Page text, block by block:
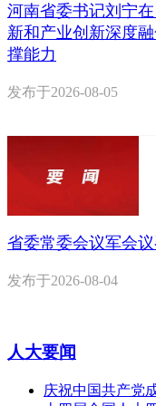
河南省委书记刘宁
新和产业创新深度
撑能力
发布于2026-08-05
省委常委会议军会
发布于2026-08-04
人大要闻
庆祝中国共产党